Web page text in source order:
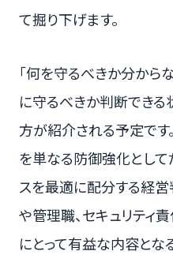
て掘り下げます。
「何を守るべきか分から
に守るべきか判断できる
方が紹介される予定です
を単なる防御強化として
スを最適に配分する経
や管理職、セキュリティ
にとって有益な内容とな